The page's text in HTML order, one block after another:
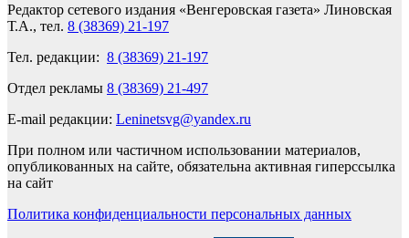
Редактор сетевого издания «Венгеровская газета» Линовская
Т.А., тел. 8 (38369) 21-197
Тел. редакции: 8 (38369) 21-197
Отдел рекламы 8 (38369) 21-497
E-mail редакции: Leninetsvg@yandex.ru
При полном или частичном использовании материалов,
опубликованных на сайте, обязательна активная гиперссылка
на сайт
Политика конфиденциальности персональных данных